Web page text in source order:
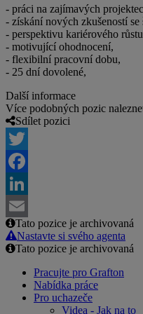
- práci na zajímavých
- získání nových zkušeností
- perspektivu kariérového
- motivující ohodnocení,
- flexibilní pracovní dobu,
- 25 dní dovolené,
Další informace
Více podobných pozic
Sdílet pozici
Twitter
Facebook
LinkedIn
Email
Tato pozice je archivovaná
Nastavte si svého agenta
Tato pozice je archivovaná
Pracujte pro Grafton
Nabídka práce
Pro uchazeče
Videa - Jak na to